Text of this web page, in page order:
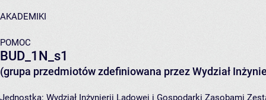
AKADEMIKI
POMOC
BUD_1N_s1
(grupa przedmiotów zdefiniowana przez Wydział
Jednostka: Wydział Inżynierii Lądowej i Gospodarki Zasobami